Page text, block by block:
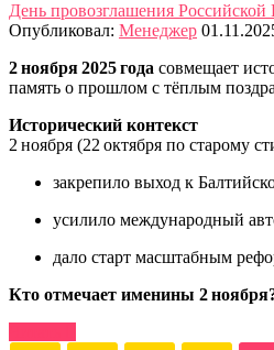
День провозглашения
Опубликовал: Менеджер
2 ноября 2025 года совмещает
память о прошлом с тёплым
Исторический контекст
2 ноября (22 октября по старому
закрепило выход к
усилило международный
дало старт масштабным
Кто отмечает именины 2